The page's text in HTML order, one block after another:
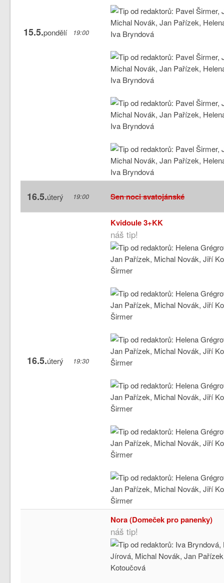
15.5.pondělí 19:00
16.5.úterý 19:00 Sen noci svatojánské
16.5.úterý 19:30
Kvidoule 3+KK
náš tip!
Nora (Domeček pro panenky)
náš tip!